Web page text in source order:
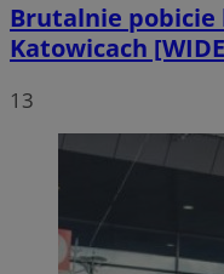
Brutalnie
Katowicach
13